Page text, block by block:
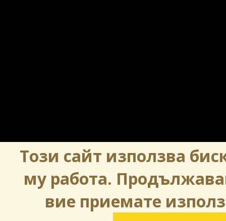
Този сайт използва
му работа.
вие приемате